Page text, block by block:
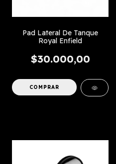
Pad Lateral De Tanque
Royal Enfield
$30.000,00
COMPRAR